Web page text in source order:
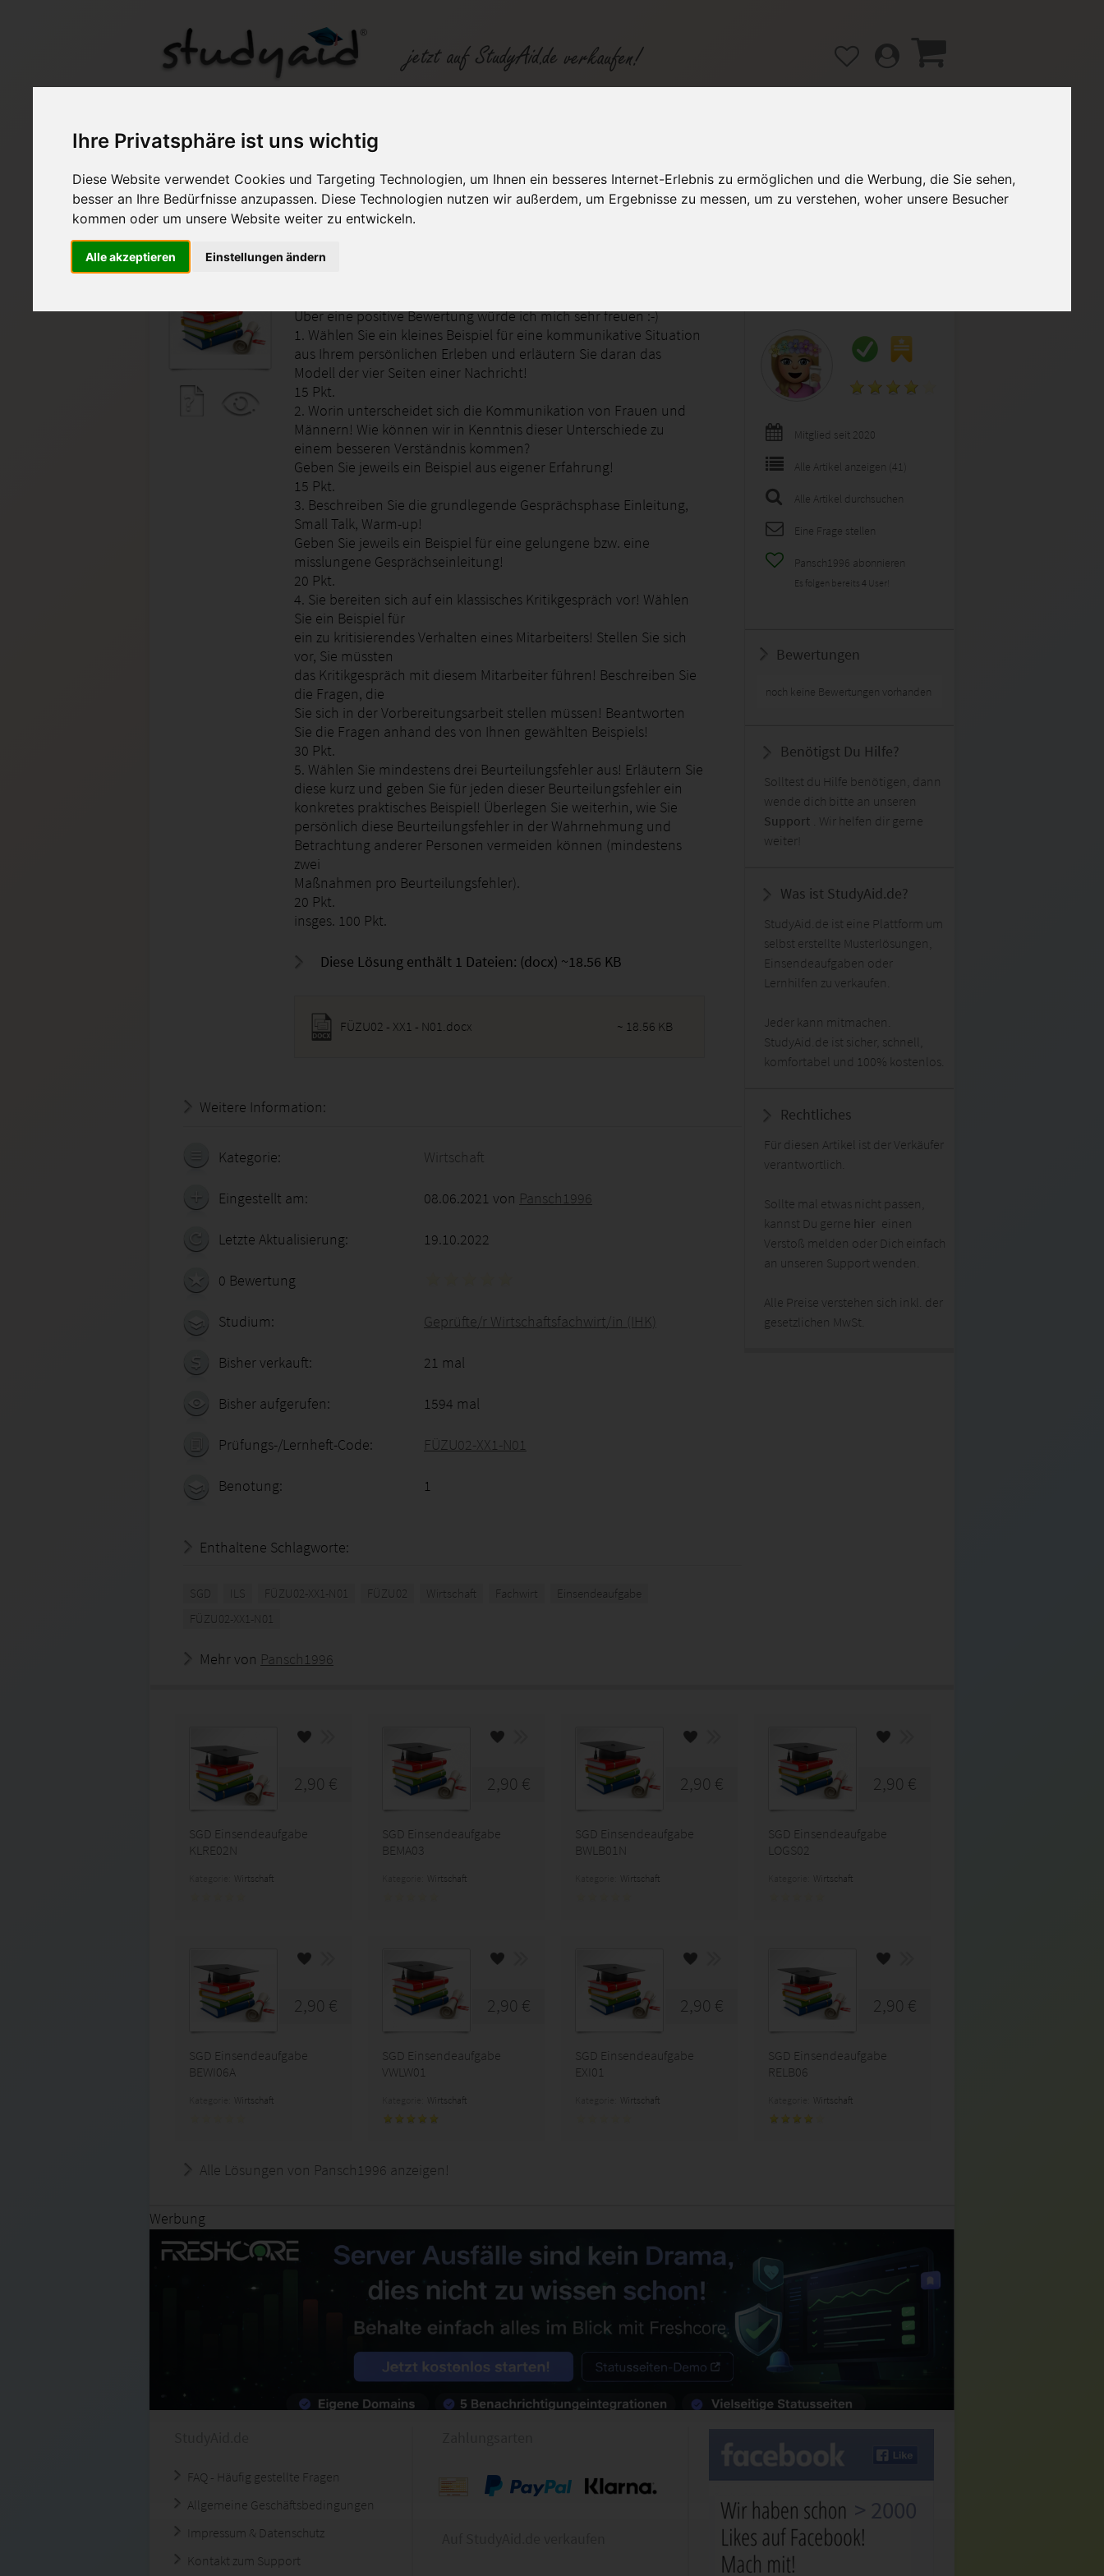
Ihre Privatsphäre ist uns wichtig
Diese Website verwendet Cookies und Targeting Technologien, um Ihnen ein besseres Internet-Erlebnis zu ermöglichen und die Werbung, die Sie sehen,
besser an Ihre Bedürfnisse anzupassen. Diese Technologien nutzen wir außerdem, um Ergebnisse zu messen, um zu verstehen, woher unsere Besucher
kommen oder um unsere Website weiter zu entwickeln.
Alle akzeptieren Einstellungen ändern
SGD Einsendeaufgabe FÜZU02
Auf StudyAid.de verkaufen Kategorien Studiengänge / Lehrgänge Hilfe / FAQ
Über eine positive Bewertung würde ich mich sehr freuen :-)
1. Wählen Sie ein kleines Beispiel für eine kommunikative Situation
aus Ihrem persönlichen Erleben und erläutern Sie daran das
Modell der vier Seiten einer Nachricht!
15 Pkt.
2. Worin unterscheidet sich die Kommunikation von Frauen und
Männern! Wie können wir in Kenntnis dieser Unterschiede zu
einem besseren Verständnis kommen?
Geben Sie jeweils ein Beispiel aus eigener Erfahrung!
15 Pkt.
3. Beschreiben Sie die grundlegende Gesprächsphase Einleitung,
Small Talk, Warm-up!
Geben Sie jeweils ein Beispiel für eine gelungene bzw. eine
misslungene Gesprächseinleitung!
20 Pkt.
4. Sie bereiten sich auf ein klassisches Kritikgespräch vor! Wählen
Sie ein Beispiel für
ein zu kritisierendes Verhalten eines Mitarbeiters! Stellen Sie sich
vor, Sie müssten
das Kritikgespräch mit diesem Mitarbeiter führen! Beschreiben Sie
die Fragen, die
Sie sich in der Vorbereitungsarbeit stellen müssen! Beantworten
Sie die Fragen anhand des von Ihnen gewählten Beispiels!
30 Pkt.
5. Wählen Sie mindestens drei Beurteilungsfehler aus! Erläutern Sie
diese kurz und geben Sie für jeden dieser Beurteilungsfehler ein
konkretes praktisches Beispiel! Überlegen Sie weiterhin, wie Sie
persönlich diese Beurteilungsfehler in der Wahrnehmung und
Betrachtung anderer Personen vermeiden können (mindestens
zwei
Maßnahmen pro Beurteilungsfehler).
20 Pkt.
insges. 100 Pkt.
Diese Lösung enthält 1 Dateien: (docx) ~18.56 KB
FÜZU02 - XX1 - N01.docx ~ 18.56 KB
Weitere Information:
Kategorie: Wirtschaft
Eingestellt am: 08.06.2021 von Pansch1996
Letzte Aktualisierung: 19.10.2022
0 Bewertung
Studium: Geprüfte/r Wirtschaftsfachwirt/in (IHK)
Bisher verkauft: 21 mal
Bisher aufgerufen: 1594 mal
Prüfungs-/Lernheft-Code: FÜZU02-XX1-N01
Benotung: 1
Enthaltene Schlagworte:
SGD ILS FÜZU02-XX1-N01 FÜZU02 Wirtschaft Fachwirt
Einsendeaufgabe
FÜZU02-XX1-N01
Mitglied seit 2020
Alle Artikel anzeigen (41)
Alle Artikel durchsuchen
Eine Frage stellen
Pansch1996 abonnieren
Es folgen bereits 4 User!
Bewertungen
noch keine Bewertungen vorhanden
Benötigst Du Hilfe?
Solltest du Hilfe benötigen, dann
wende dich bitte an unseren
Support . Wir helfen dir gerne
weiter!
Was ist StudyAid.de?
StudyAid.de ist eine Plattform um
selbst erstellte Musterlösungen,
Einsendeaufgaben oder
Lernhilfen zu verkaufen.
Jeder kann mitmachen.
StudyAid.de ist sicher, schnell,
komfortabel und 100% kostenlos.
Rechtliches
Für diesen Artikel ist der Verkäufer
verantwortlich.
Sollte mal etwas nicht passen,
kannst Du gerne hier einen
Verstoß melden oder Dich einfach
an unseren Support wenden.
Alle Preise verstehen sich inkl. der
gesetzlichen MwSt.
Mehr von Pansch1996
2,90 €
SGD Einsendeaufgabe
KLRE02N
Wirtschaft
2,90 €
SGD Einsendeaufgabe
BEMA03
Wirtschaft
2,90 €
SGD Einsendeaufgabe
BWLB01N
Wirtschaft
2,90 €
SGD Einsendeaufgabe
LOGS02
Wirtschaft
2,90 €
SGD Einsendeaufgabe
BEWI06A
Wirtschaft
2,90 €
SGD Einsendeaufgabe
VWLW01
Wirtschaft
2,90 €
SGD Einsendeaufgabe
EXI01
Wirtschaft
2,90 €
SGD Einsendeaufgabe
RELB06
Wirtschaft
Alle Lösungen von Pansch1996 anzeigen!
Werbung
FAQ - Häufig gestellte Fragen
Allgemeine Geschäftsbedingungen
Impressum & Datenschutz
Kontakt zum Support
> 2000